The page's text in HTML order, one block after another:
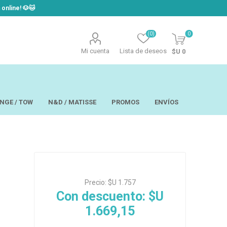
​🐶​🐱
Mi cuenta Lista de deseos
(0) 0
$U 0
Brain Plus
TOW - Taste of
the Wild
Monge
Ropa
/ TOW N&D / MATISSE PROMOS ENVÍOS
Precio: $U 1.757
Con descuento: $U
1.669,15